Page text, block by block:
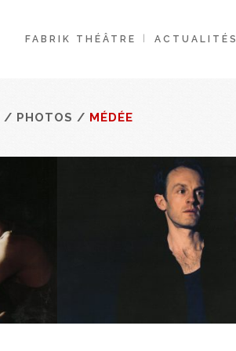
FABRIK THÉÂTRE ACTUALITÉS
/ PHOTOS / MÉDÉE